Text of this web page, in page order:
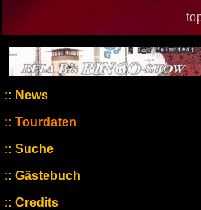
News
Tourdaten
Suche
Gästebuch
Credits